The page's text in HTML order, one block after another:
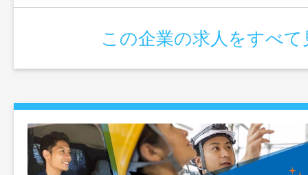
この企業の求人をすべて